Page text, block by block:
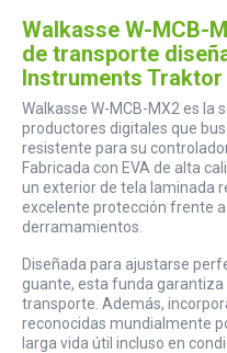
Walkasse W-MCB-
de transporte
Instruments Traktor
Walkasse W-MCB-MX2 es la
productores digitales que
resistente para su
Fabricada con EVA de alta
un exterior de tela laminada
excelente protección frente
derramamientos.
Diseñada para ajustarse
guante, esta funda
transporte. Además,
reconocidas mundialmente
larga vida útil incluso en